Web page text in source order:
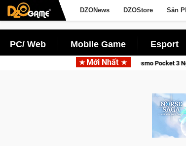
DZONews DZOStore Sản
PC/ Web Mobile Game Esport
Mới Nhất
DJI Osmo Pocket 3 Ngay Hôm Nay Lineage